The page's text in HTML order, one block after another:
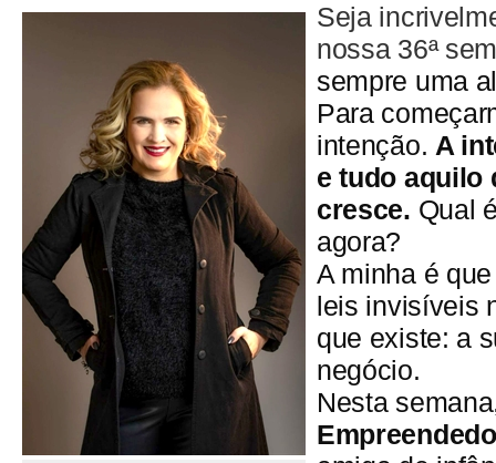
Seja
nossa 36ª
sempre uma
Para
intenção. A
e tudo aquilo
cresce. Qual
agora?
A minha é
leis invisíveis
que existe: a
negócio.
Nesta